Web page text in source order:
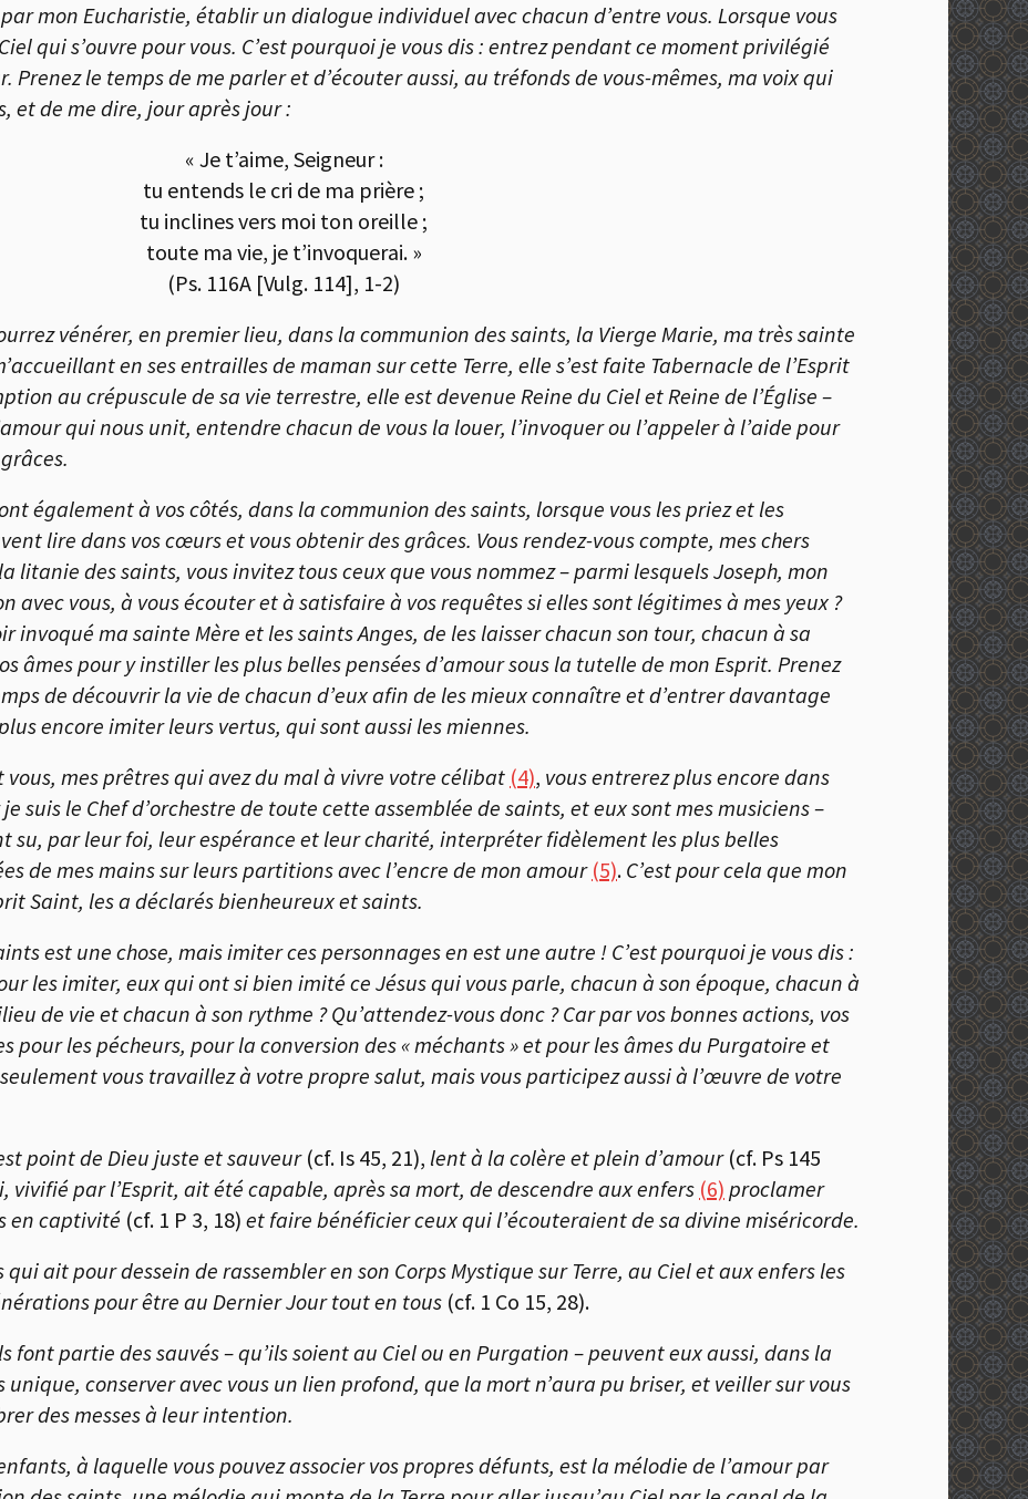
mon Eucharistie, établir un dialogue individuel avec chacun d’entre vous. Lorsque vous
qui s’ouvre pour vous. C’est pourquoi je vous dis : entrez pendant ce moment privilégié
Prenez le temps de me parler et d’écouter aussi, au tréfonds de vous-mêmes, ma voix qui
et de me dire, jour après jour :
« Je t’aime, Seigneur :
tu entends le cri de ma prière ;
tu inclines vers moi ton oreille ;
toute ma vie, je t’invoquerai. »
(Ps. 116A [Vulg. 114], 1-2)
vénérer, en premier lieu, dans la communion des saints, la Vierge Marie, ma très sainte
en ses entrailles de maman sur cette Terre, elle s’est faite Tabernacle de l’Esprit
au crépuscule de sa vie terrestre, elle est devenue Reine du Ciel et Reine de l’Église –
qui nous unit, entendre chacun de vous la louer, l’invoquer ou l’appeler à l’aide pour
également à vos côtés, dans la communion des saints, lorsque vous les priez et les
lire dans vos cœurs et vous obtenir des grâces. Vous rendez-vous compte, mes chers
litanie des saints, vous invitez tous ceux que vous nommez – parmi lesquels Joseph, mon
vous, à vous écouter et à satisfaire à vos requêtes si elles sont légitimes à mes yeux ?
invoqué ma sainte Mère et les saints Anges, de les laisser chacun son tour, chacun à sa
âmes pour y instiller les plus belles pensées d’amour sous la tutelle de mon Esprit. Prenez
de découvrir la vie de chacun d’eux afin de les mieux connaître et d’entrer davantage
encore imiter leurs vertus, qui sont aussi les miennes.
mes prêtres qui avez du mal à vivre votre célibat (4), vous entrerez plus encore dans
suis le Chef d’orchestre de toute cette assemblée de saints, et eux sont mes musiciens –
su, par leur foi, leur espérance et leur charité, interpréter fidèlement les plus belles
de mes mains sur leurs partitions avec l’encre de mon amour (5). C’est pour cela que mon
Saint, les a déclarés bienheureux et saints.
est une chose, mais imiter ces personnages en est une autre ! C’est pourquoi je vous dis :
les imiter, eux qui ont si bien imité ce Jésus qui vous parle, chacun à son époque, chacun à
de vie et chacun à son rythme ? Qu’attendez-vous donc ? Car par vos bonnes actions, vos
pour les pécheurs, pour la conversion des « méchants » et pour les âmes du Purgatoire et
vous travaillez à votre propre salut, mais vous participez aussi à l’œuvre de votre
point de Dieu juste et sauveur (cf. Is 45, 21), lent à la colère et plein d’amour (cf. Ps 145
vivifié par l’Esprit, ait été capable, après sa mort, de descendre aux enfers (6) proclamer
en captivité (cf. 1 P 3, 18) et faire bénéficier ceux qui l’écouteraient de sa divine miséricorde.
ait pour dessein de rassembler en son Corps Mystique sur Terre, au Ciel et aux enfers les
pour être au Dernier Jour tout en tous (cf. 1 Co 15, 28).
font partie des sauvés – qu’ils soient au Ciel ou en Purgation – peuvent eux aussi, dans la
unique, conserver avec vous un lien profond, que la mort n’aura pu briser, et veiller sur vous
des messes à leur intention.
à laquelle vous pouvez associer vos propres défunts, est la mélodie de l’amour par